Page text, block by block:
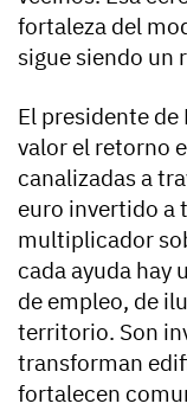
fortaleza del
sigue siendo un
El presidente de
valor el retorno
canalizadas a
euro invertido a
multiplicador
cada ayuda hay
de empleo, de
territorio. Son
transforman
fortalecen